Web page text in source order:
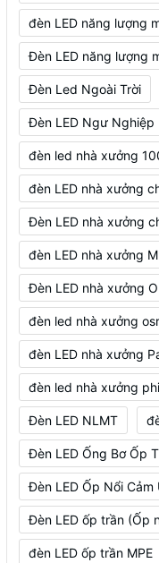
đèn LED năng lượng
Đèn LED năng lượng
Đèn Led Ngoài Trời
Đèn LED Ngư Nghiệp
đèn led nhà xưởng
đèn LED nhà xưởng
Đèn LED nhà xưởng
đèn LED nhà xưởng
Đèn LED nhà xưởng
đèn led nhà xưởng
đèn LED nhà xưởng
đèn led nhà xưởng
Đèn LED NLMT
Đèn LED Ống Bơ Ốp
Đèn LED Ốp Nổi Cảm
Đèn LED ốp trần (Ốp
đèn LED ốp trần MPE